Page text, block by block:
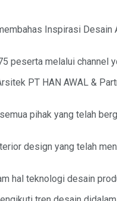
Inspirasi
peserta melalui channel
PT HAN AWAL &
pihak yang telah
design yang telah
hal teknologi desain